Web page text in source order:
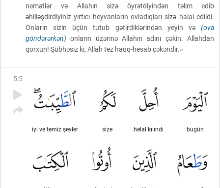
nemətlər və Allahın sizə öyrətdiyindən təlim edib
əhliləşdirdiyiniz yırtıcı heyvanların ovladıqları sizə halal edildi.
Onların sizin üçün tutub gətirdiklərindən yeyin və (ova
göndərərkən) onların üzərinə Allahın adını çəkin. Allahdan
qorxun! Şübhəsiz ki, Allah tez haqq-hesab çəkəndir.»
5:5
bugün
helal kılındı
size
iyi ve temiz şeyler